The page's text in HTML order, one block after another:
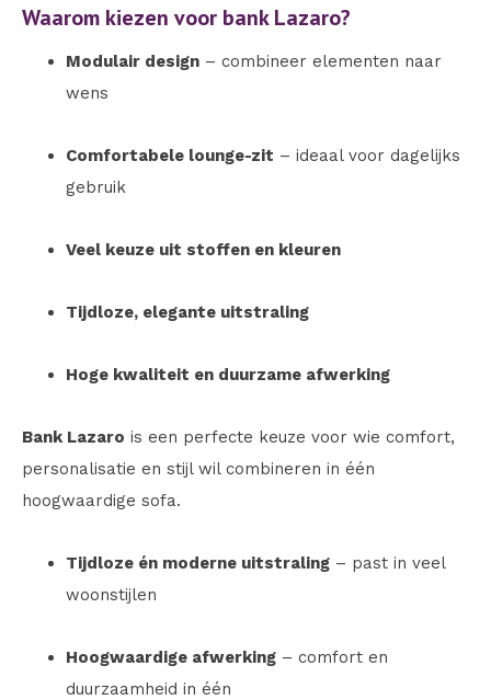
Waarom kiezen voor bank Lazaro?
Modulair design – combineer elementen naar
wens
Comfortabele lounge-zit – ideaal voor dagelijks
gebruik
Veel keuze uit stoffen en kleuren
Tijdloze, elegante uitstraling
Hoge kwaliteit en duurzame afwerking
Bank Lazaro is een perfecte keuze voor wie comfort,
personalisatie en stijl wil combineren in één
hoogwaardige sofa.
Tijdloze én moderne uitstraling – past in veel
woonstijlen
Hoogwaardige afwerking – comfort en
duurzaamheid in één